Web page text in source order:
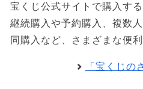
宝くじ公式サイトで購入す
継続購入や予約購入、複数
同購入など、さまざまな便
「宝くじの